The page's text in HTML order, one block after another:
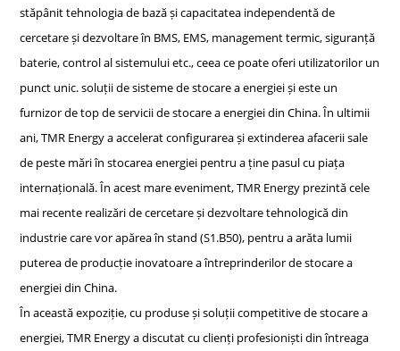
stăpânit tehnologia de bază și capacitatea independentă de
cercetare și dezvoltare în BMS, EMS, management termic, siguranță
baterie, control al sistemului etc., ceea ce poate oferi utilizatorilor un
punct unic. soluții de sisteme de stocare a energiei și este un
furnizor de top de servicii de stocare a energiei din China. În ultimii
ani, TMR Energy a accelerat configurarea și extinderea afacerii sale
de peste mări în stocarea energiei pentru a ține pasul cu piața
internațională. În acest mare eveniment, TMR Energy prezintă cele
mai recente realizări de cercetare și dezvoltare tehnologică din
industrie care vor apărea în stand (S1.B50), pentru a arăta lumii
puterea de producție inovatoare a întreprinderilor de stocare a
energiei din China.
În această expoziție, cu produse și soluții competitive de stocare a
energiei, TMR Energy a discutat cu clienți profesioniști din întreaga